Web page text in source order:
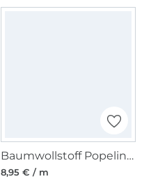
Baumwollstoff Popeline puder
8,95 € / m